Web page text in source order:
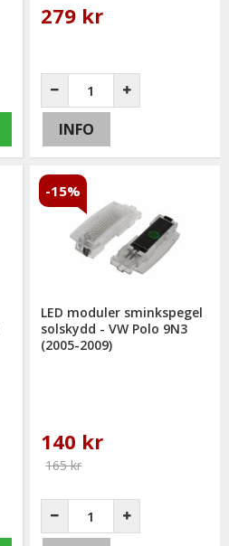
279 kr
INFO
LED moduler sminkspegel
solskydd - VW Polo 9N3
(2005-2009)
140 kr
165 kr
-15%